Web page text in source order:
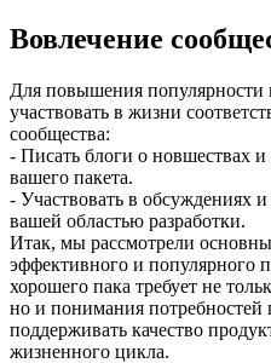
Вовлечение
Для повышения популярности
участвовать в жизни
сообщества:
- Писать блоги о новшествах и
вашего пакета.
- Участвовать в обсуждениях
вашей областью разработки.
Итак, мы рассмотрели
эффективного и популярного
хорошего пака требует не
но и понимания потребностей
поддерживать качество
жизненного цикла.